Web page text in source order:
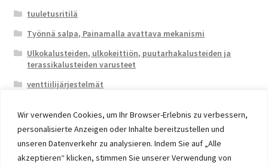
Wir verwenden Cookies, um Ihr Browser-Erlebnis zu verbessern,
personalisierte Anzeigen oder Inhalte bereitzustellen und
unseren Datenverkehr zu analysieren. Indem Sie auf „Alle
akzeptieren“ klicken, stimmen Sie unserer Verwendung von
tuuletusritilä
Työnnä salpa, Painamalla avattava mekanismi
Ulkokalusteiden, ulkokeittiön, puutarhakalusteiden ja
terassikalusteiden varusteet
venttiilijärjestelmät